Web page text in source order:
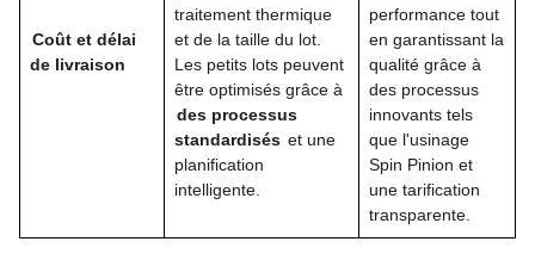
Coût et délai
de livraison
traitement thermique
et de la taille du lot.
Les petits lots peuvent
être optimisés grâce à
des processus
standardisés et une
planification
intelligente.
performance tout
en garantissant la
qualité grâce à
des processus
innovants tels
que l'usinage
Spin Pinion et
une tarification
transparente.